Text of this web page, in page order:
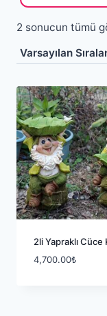
2 sonucun tümü
2li Yapraklı Cüce
4,700.00₺